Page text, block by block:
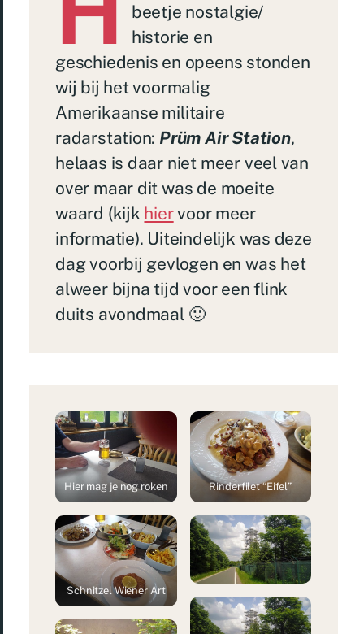
beetje nostalgie/
historie en
geschiedenis en opeens stonden
wij bij het voormalig
Amerikaanse militaire
radarstation: Prüm Air Station,
helaas is daar niet meer veel van
over maar dit was de moeite
waard (kijk hiervoor meer
informatie). Uiteindelijk was deze
dag voorbij gevlogen en was het
alweer bijna tijd voor een flink
duits avondmaal 🙂
Hier mag je nog roken Rinderfilet “Eifel”
Schnitzel Wiener Art